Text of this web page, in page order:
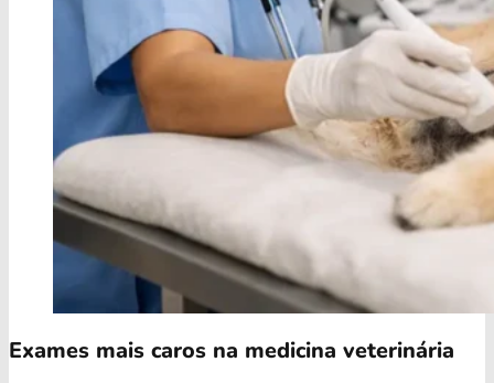
Exames mais caros na medicina veterinária